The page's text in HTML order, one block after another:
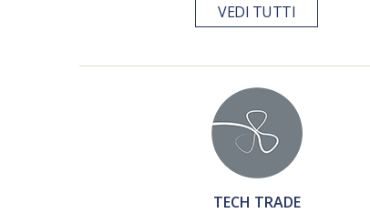
VEDI TUTTI
TECH TRADE